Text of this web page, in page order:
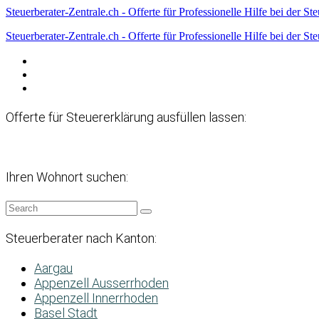
Steuerberater-Zentrale.ch - Offerte für Professionelle Hilfe bei der
Steuerberater-Zentrale.ch - Offerte für Professionelle Hilfe bei der
Offerte für Steuererklärung ausfüllen lassen:
Ihren Wohnort suchen:
Steuerberater nach Kanton:
Aargau
Appenzell Ausserrhoden
Appenzell Innerrhoden
Basel Stadt